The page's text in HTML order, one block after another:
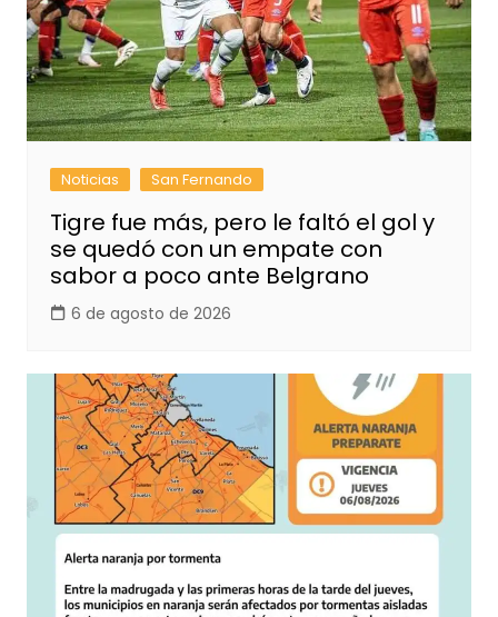
Noticias San Fernando
Tigre fue más, pero le faltó el gol y
se quedó con un empate con
sabor a poco ante Belgrano
6 de agosto de 2026